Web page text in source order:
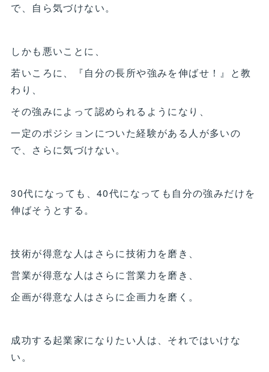
で、自ら気づけない。
しかも悪いことに、
若いころに、『自分の長所や強みを伸ばせ！』と教
わり、
その強みによって認められるようになり、
一定のポジションについた経験がある人が多いの
で、さらに気づけない。
30代になっても、40代になっても自分の強みだけを
伸ばそうとする。
技術が得意な人はさらに技術力を磨き、
営業が得意な人はさらに営業力を磨き、
企画が得意な人はさらに企画力を磨く。
成功する起業家になりたい人は、それではいけな
い。